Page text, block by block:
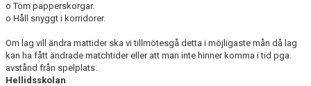
o Töm papperskorgar.
o Håll snyggt i korridorer.
Om lag vill ändra mattider ska vi tillmötesgå detta i möjligaste mån då lag
kan ha fått ändrade matchtider eller att man inte hinner komma i tid pga.
avstånd från spelplats.
Hellidsskolan